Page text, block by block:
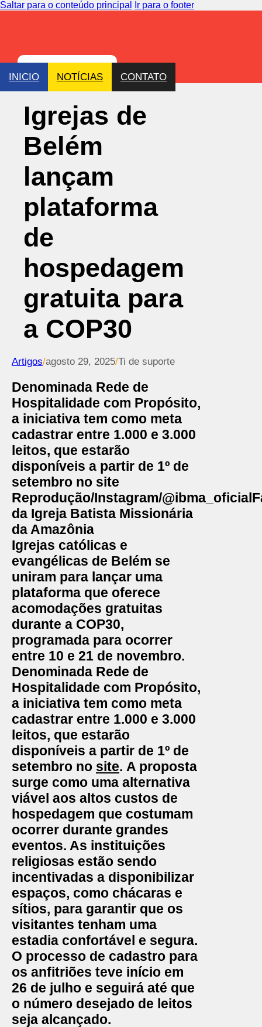
Saltar para o conteúdo principal Ir para o footer
INICIO NOTÍCIAS CONTATO
Igrejas de
Belém
lançam
plataforma
de
hospedagem
gratuita para
a COP30
Artigos/agosto 29, 2025/Ti de suporte
Denominada Rede de
Hospitalidade com Propósito,
a iniciativa tem como meta
cadastrar entre 1.000 e 3.000
leitos, que estarão
disponíveis a partir de 1º de
setembro no site
Reprodução/Instagram/@ibma_oficial
da Igreja Batista Missionária
da Amazônia
Igrejas católicas e
evangélicas de Belém se
uniram para lançar uma
plataforma que oferece
acomodações gratuitas
durante a COP30,
programada para ocorrer
entre 10 e 21 de novembro.
Denominada Rede de
Hospitalidade com Propósito,
a iniciativa tem como meta
cadastrar entre 1.000 e 3.000
leitos, que estarão
disponíveis a partir de 1º de
setembro no site. A proposta
surge como uma alternativa
viável aos altos custos de
hospedagem que costumam
ocorrer durante grandes
eventos. As instituições
religiosas estão sendo
incentivadas a disponibilizar
espaços, como chácaras e
sítios, para garantir que os
visitantes tenham uma
estadia confortável e segura.
O processo de cadastro para
os anfitriões teve início em
26 de julho e seguirá até que
o número desejado de leitos
seja alcançado.